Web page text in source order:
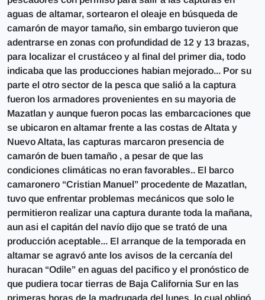
aguas de altamar, sortearon el oleaje en búsqueda de
camarón de mayor tamaño, sin embargo tuvieron que
adentrarse en zonas con profundidad de 12 y 13 brazas,
para localizar el crustáceo y al final del primer dia, todo
indicaba que las producciones habian mejorado... Por su
parte el otro sector de la pesca que salió a la captura
fueron los armadores provenientes en su mayoria de
Mazatlan y aunque fueron pocas las embarcaciones que
se ubicaron en altamar frente a las costas de Altata y
Nuevo Altata, las capturas marcaron presencia de
camarón de buen tamaño , a pesar de que las
condiciones climáticas no eran favorables.. El barco
camaronero “Cristian Manuel” procedente de Mazatlan,
tuvo que enfrentar problemas mecánicos que solo le
permitieron realizar una captura durante toda la mañana,
aun asi el capitán del navío dijo que se trató de una
producción aceptable... El arranque de la temporada en
altamar se agravó ante los avisos de la cercanía del
huracan “Odile” en aguas del pacifico y el pronóstico de
que pudiera tocar tierras de Baja California Sur en las
primeras horas de la madrugada del lunes, lo cual obligó